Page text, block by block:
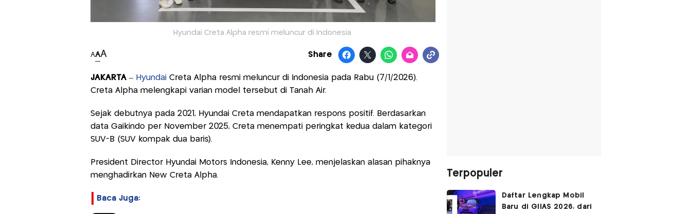
Hyundai Creta Alpha resmi meluncur di Indonesia.
AAA Share
JAKARTA – HyundaiCreta Alpha resmi meluncur di Indonesia pada Rabu (7/1/2026).
Creta Alpha melengkapi varian model tersebut di Tanah Air.
Sejak debutnya pada 2021, Hyundai Creta mendapatkan respons positif. Berdasarkan
data Gaikindo per November 2025, Creta menempati peringkat kedua dalam kategori
SUV-B (SUV kompak dua baris).
President Director Hyundai Motors Indonesia, Kenny Lee, menjelaskan alasan pihaknya
menghadirkan New Creta Alpha.
Baca Juga:
Terpopuler
Daftar Lengkap Mobil
Baru di GIIAS 2026, dari